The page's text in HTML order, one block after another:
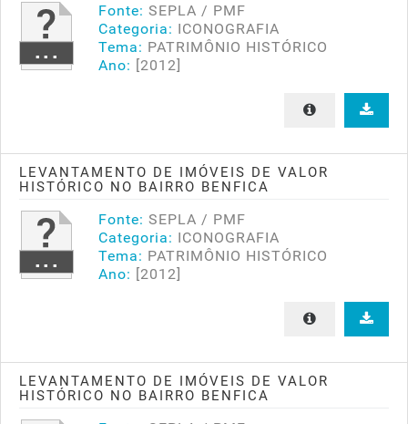
Fonte: SEPLA / PMF
Categoria: ICONOGRAFIA
Tema: PATRIMÔNIO HISTÓRICO
Ano: [2012]
LEVANTAMENTO DE IMÓVEIS DE VALOR
HISTÓRICO NO BAIRRO BENFICA
Fonte: SEPLA / PMF
Categoria: ICONOGRAFIA
Tema: PATRIMÔNIO HISTÓRICO
Ano: [2012]
LEVANTAMENTO DE IMÓVEIS DE VALOR
HISTÓRICO NO BAIRRO BENFICA